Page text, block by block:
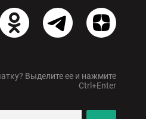
Выделите ее и нажмите
Ctrl+Enter